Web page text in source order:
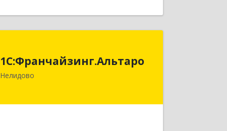
1С:Франчайзинг.Альтаро
Нелидово
172527, Тверская обл, Нелидово г,
Подробнее